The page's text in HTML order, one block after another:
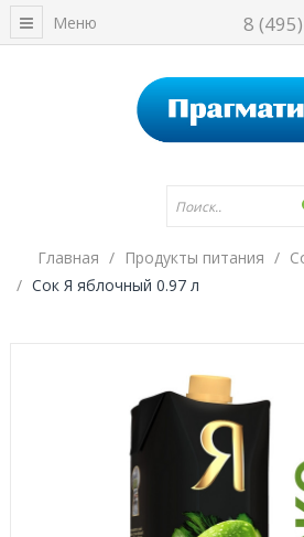
8
Меню
Главная Продукты питания
Сок Я яблочный 0.97 л